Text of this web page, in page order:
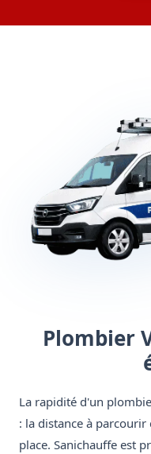
Plombier
La rapidité d'un
: la distance à
place. Sanichauffe est